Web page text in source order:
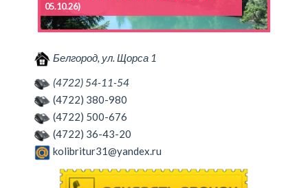
05.10.26)
Белгород, ул. Щорса 1
(4722) 54-11-54
(4722) 380-980
(4722) 500-676
(4722) 36-43-20
kolibritur31@yandex.ru